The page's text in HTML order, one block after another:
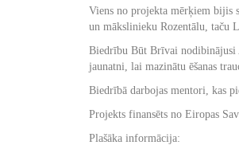
Viens no projekta mērķiem bijis
un mākslinieku Rozentālu, taču
Biedrību Būt Brīvai nodibinājusi
jaunatni, lai mazinātu ēšanas
Biedrībā darbojas mentori, kas
Projekts finansēts no Eiropas
Plašāka informācija: